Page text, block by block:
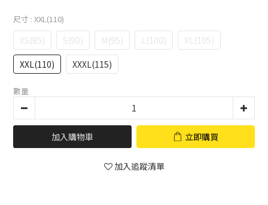
尺寸 : XXL(110)
XS(85) S(90) M(95) L(100)
XL(105)
XXL(110)
XXXL(115)
數量
加入購物車 立即購買
加入追蹤清單